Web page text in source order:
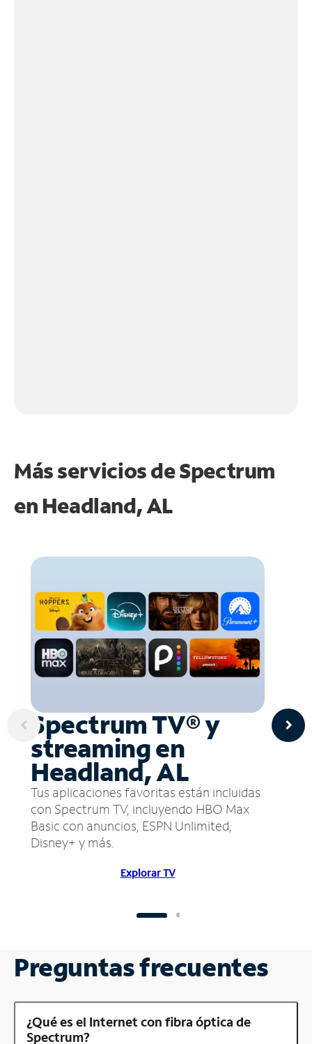
Más servicios de Spectrum
en Headland, AL
Spectrum TV® y
streaming en
Headland, AL
Tus aplicaciones favoritas están incluidas
con Spectrum TV, incluyendo HBO Max
Basic con anuncios, ESPN Unlimited,
Disney+ y más.
Explorar TV
Preguntas frecuentes
¿Qué es el Internet con fibra óptica de
Spectrum?